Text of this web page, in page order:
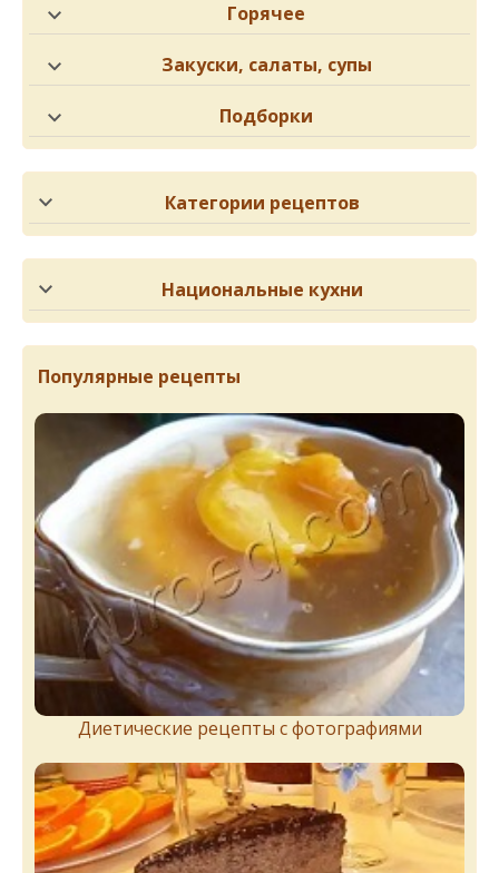
Горячее
Закуски, салаты, супы
Подборки
Категории рецептов
Национальные кухни
Популярные рецепты
Диетические рецепты с фотографиями